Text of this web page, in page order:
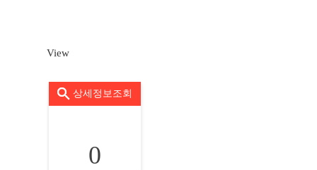
View
상세정보조회
0